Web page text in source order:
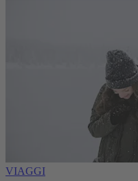
VIAGGI